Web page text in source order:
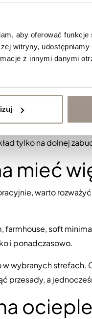
aby oferować funkcje
witryny, udostępniamy
z innymi danymi
z
być
szczególnie
lub ciepłych
tylko na dolnej
mieć
warto rozważyć
soft
i ponadczasowo.
wybranych strefach.
przesady, a